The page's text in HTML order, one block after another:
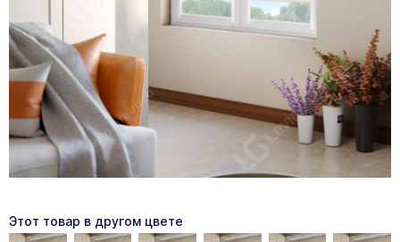
Этот товар в другом цвете